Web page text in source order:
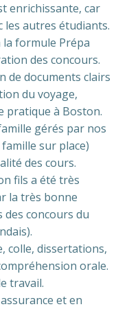
enrichissante, car
les autres étudiants.
la formule Prépa
des concours.
de documents clairs
du voyage,
pratique à Boston.
gérés par nos
famille sur place)
des cours.
fils a été très
la très bonne
des concours du
colle, dissertations,
orale.
travail.
et en